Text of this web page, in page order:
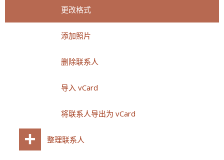
更改格式
添加照片
删除联系人
导入 vCard
将联系人导出为 vCard
整理联系人